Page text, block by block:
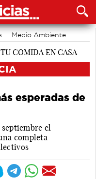
Medio Ambiente
esperadas de
septiembre el
completa